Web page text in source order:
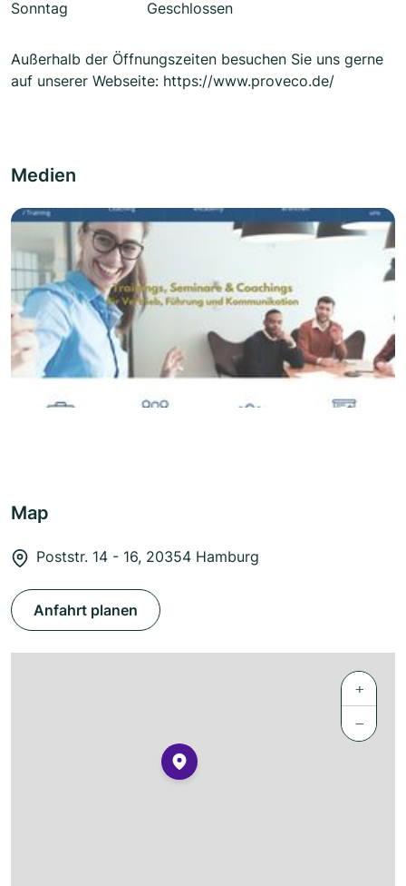
Sonntag
Geschlossen
Außerhalb der Öffnungszeiten besuchen Sie uns gerne
auf unserer Webseite: https://www.proveco.de/
Medien
Map
Poststr. 14 - 16, 20354 Hamburg
Anfahrt planen
+
−